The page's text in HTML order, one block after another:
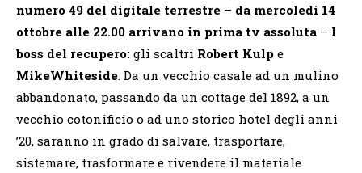
numero 49 del digitale terrestre – da mercoledì 14
ottobre alle 22.00 arrivano in prima tv assoluta – I
boss del recupero: gli scaltri Robert Kulp e
MikeWhiteside. Da un vecchio casale ad un mulino
abbandonato, passando da un cottage del 1892, a un
vecchio cotonificio o ad uno storico hotel degli anni
’20, saranno in grado di salvare, trasportare,
sistemare, trasformare e rivendere il materiale